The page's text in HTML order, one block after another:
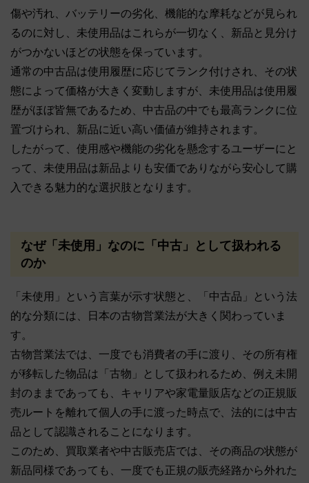
傷や汚れ、バッテリーの劣化、機能的な摩耗などが見られ
るのに対し、未使用品はこれらが一切なく、新品と見分け
がつかないほどの状態を保っています。
通常の中古品は使用履歴に応じてランク付けされ、その状
態によって価格が大きく変動しますが、未使用品は使用履
歴がほぼ皆無であるため、中古品の中でも最高ランクに位
置づけられ、新品に近い高い価値が維持されます。
したがって、使用感や機能の劣化を懸念するユーザーにと
って、未使用品は新品よりも安価でありながら安心して購
入できる魅力的な選択肢となります。
なぜ「未使用」なのに「中古」として扱われる
のか
「未使用」という言葉が示す状態と、「中古品」という法
的な分類には、日本の古物営業法が大きく関わっていま
す。
古物営業法では、一度でも消費者の手に渡り、その所有権
が移転した物品は「古物」として扱われるため、例え未開
封のままであっても、キャリアや家電量販店などの正規販
売ルートを離れて個人の手に渡った時点で、法的には中古
品として認識されることになります。
このため、買取業者や中古販売店では、その商品の状態が
新品同様であっても、一度でも正規の販売経路から外れた